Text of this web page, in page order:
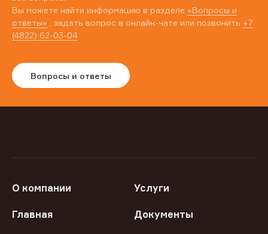
Вы можете найти информацию в разделе «Вопросы и
ответы» , задать вопрос в онлайн-чате или позвонить +7
(4822) 62-03-04
Вопросы и ответы
О компании Услуги
Главная Документы